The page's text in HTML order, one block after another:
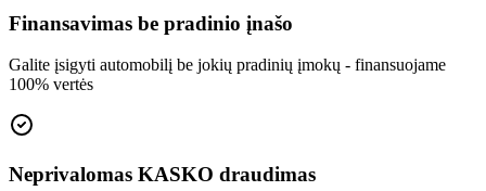
Finansavimas be pradinio įnašo
Galite įsigyti automobilį be jokių pradinių įmokų - finansuojame
100% vertės
Neprivalomas KASKO draudimas